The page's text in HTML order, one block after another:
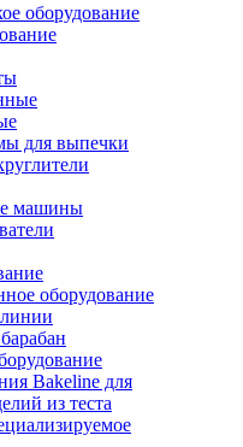
оборудование
для выпечки
машины
оборудование
Bakeline для
из теста